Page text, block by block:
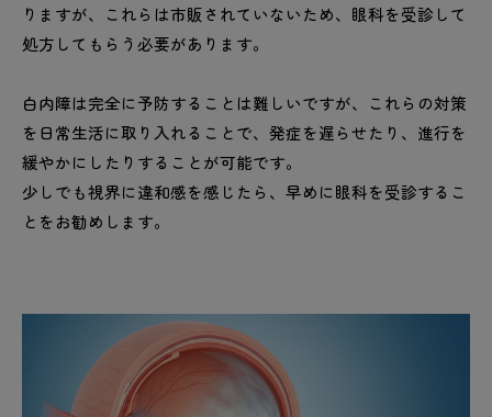
りますが、これらは市販されていないため、眼科を受診して
処方してもらう必要があります。
白内障は完全に予防することは難しいですが、これらの対策
を日常生活に取り入れることで、発症を遅らせたり、進行を
緩やかにしたりすることが可能です。
少しでも視界に違和感を感じたら、早めに眼科を受診するこ
とをお勧めします。